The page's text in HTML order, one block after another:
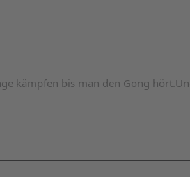
kämpfen bis man den Gong